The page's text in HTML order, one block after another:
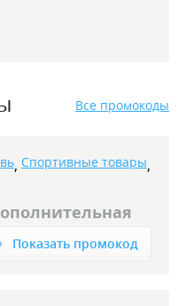
Все промокоды
, Спортивные товары,
Показать промокод